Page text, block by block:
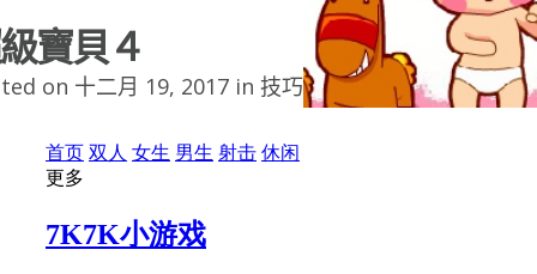
寶貝４
on 十二月 19, 2017 in 技巧